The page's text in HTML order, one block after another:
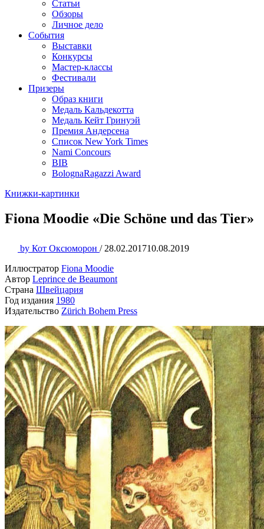
Статьи
Обзоры
Личное дело
События
Выставки
Конкурсы
Мастер-классы
Фестивали
Призеры
Образ книги
Медаль Кальдекотта
Медаль Кейт Гринуэй
Премия Андерсена
Список New York Times
Nami Concours
BIB
BolognaRagazzi Award
Книжки-картинки
Fiona Moodie «Die Schöne und das Tier»
by Кот Оксюморон / 28.02.201710.08.2019
Иллюстратор Fiona Moodie
Автор Leprince de Beaumont
Страна Швейцария
Год издания 1980
Издательство Zürich Bohem Press